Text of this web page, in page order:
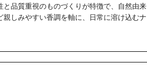
品質重視のものづくりが特徴で、自然由来
しみやすい香調を軸に、日常に溶け込むナ